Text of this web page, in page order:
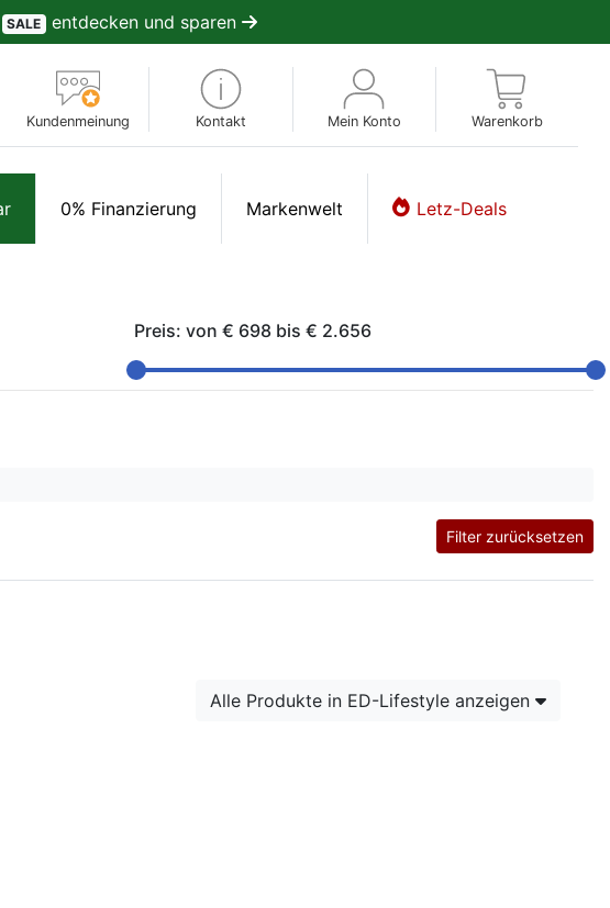
SALE entdecken und sparen
Kundenmeinung Kontakt Mein Konto Warenkorb
0% Finanzierung Markenwelt Letz-Deals
Preis: von € 698 bis € 2.656
Filter zurücksetzen
Alle Produkte in ED-Lifestyle anzeigen